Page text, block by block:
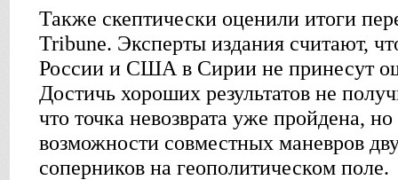
Также скептически оценили итоги
Tribune. Эксперты издания считают,
России и США в Сирии не принесут
Достичь хороших результатов не
что точка невозврата уже пройдена, но
возможности совместных маневров
соперников на геополитическом поле.